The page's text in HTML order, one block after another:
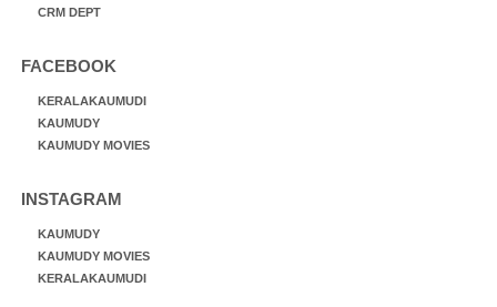
CRM DEPT
FACEBOOK
KERALAKAUMUDI
KAUMUDY
KAUMUDY MOVIES
INSTAGRAM
KAUMUDY
KAUMUDY MOVIES
KERALAKAUMUDI